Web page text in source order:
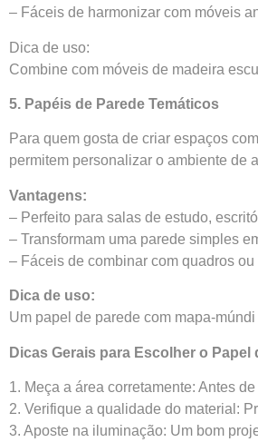
– Fáceis de harmonizar com móveis
Dica de uso:
Combine com móveis de madeira
5. Papéis de Parede Temáticos
Para quem gosta de criar espaços
permitem personalizar o ambiente de
Vantagens:
– Perfeito para salas de estudo,
– Transformam uma parede simples
– Fáceis de combinar com quadros ou
Dica de uso:
Um papel de parede com mapa-
Dicas Gerais para Escolher o Papel
1. Meça a área corretamente: Antes
2. Verifique a qualidade do material:
3. Aposte na iluminação: Um bom